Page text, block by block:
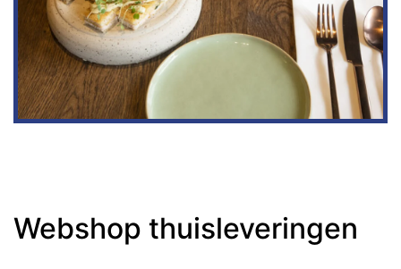
Webshop thuisleveringen